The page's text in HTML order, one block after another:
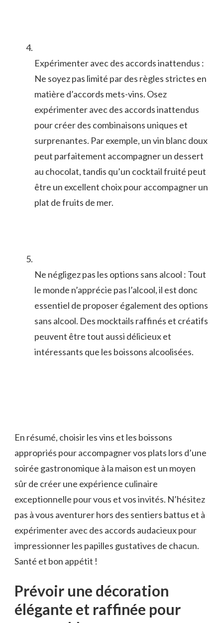
Expérimenter avec des accords inattendus :
Ne soyez pas limité par des règles strictes en
matière d’accords mets-vins. Osez
expérimenter avec des accords inattendus
pour créer des combinaisons uniques et
surprenantes. Par exemple, ‌un vin blanc doux
peut parfaitement accompagner un ⁢dessert
au chocolat, tandis qu’un cocktail fruité peut
⁣être un excellent choix pour accompagner un
plat ⁣de fruits de mer.
Ne négligez pas les options sans alcool ​: Tout
le monde n’apprécie pas l’alcool, il est donc
essentiel de proposer également des options
sans alcool. Des mocktails raffinés et ‍créatifs
peuvent être tout aussi délicieux et⁤
intéressants que les⁣ boissons alcoolisées.
En résumé, choisir les vins et les⁢ boissons
appropriés ⁤pour accompagner vos plats lors d’une
soirée gastronomique à la maison est un moyen
sûr de créer une expérience ‌culinaire‍
exceptionnelle pour vous et vos invités. N’hésitez
pas à vous aventurer hors des sentiers battus⁤ et à
expérimenter avec des accords ‍audacieux pour
impressionner ⁤les papilles gustatives de chacun.
Santé et bon appétit !
Prévoir une décoration
élégante et raffinée pour